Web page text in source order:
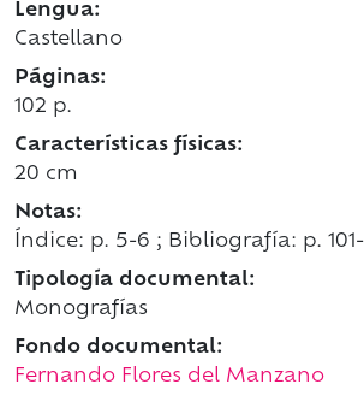
Lengua:
Castellano
Páginas:
102 p.
Características físicas:
20 cm
Notas:
Índice: p. 5-6 ; Bibliografía: p. 101-
Tipología documental:
Monografías
Fondo documental:
Fernando Flores del Manzano